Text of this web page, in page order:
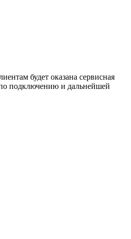
будет оказана сервисная
подключению и дальнейшей